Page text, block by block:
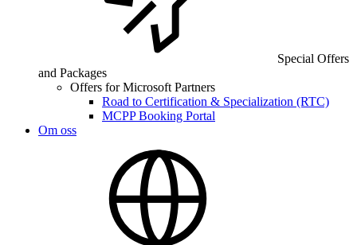
Special Offers
and Packages
Offers for Microsoft Partners
Road to Certification & Specialization (RTC)
MCPP Booking Portal
Om oss